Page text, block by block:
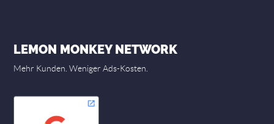
LEMON MONKEY NETWORK
Mehr Kunden. Weniger Ads-Kosten.